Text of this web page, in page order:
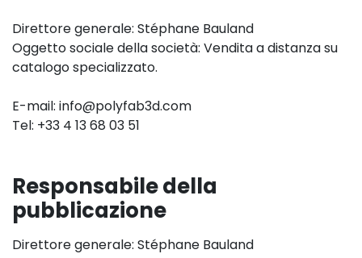
Direttore generale: Stéphane Bauland
Oggetto sociale della società: Vendita a distanza su
catalogo specializzato.
E-mail: info@polyfab3d.com
Tel: +33 4 13 68 03 51
Responsabile della
pubblicazione
Direttore generale: Stéphane Bauland